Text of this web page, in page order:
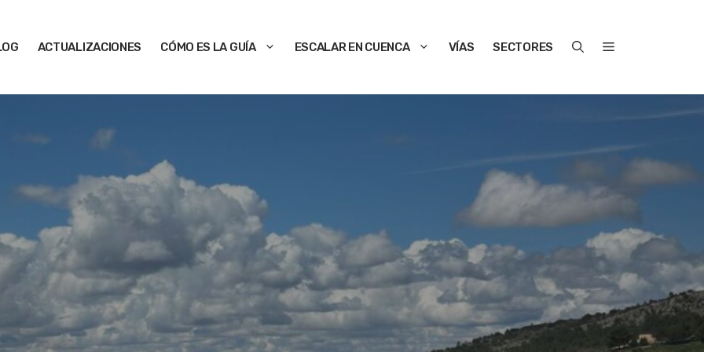
ACTUALIZACIONES CÓMO ES LA GUÍA ESCALAR EN CUENCA VÍAS SECTORES